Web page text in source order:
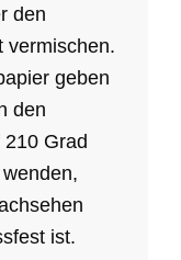
den
vermischen.
geben
den
Grad
ist.